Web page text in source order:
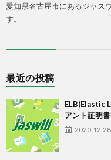
愛知県名古屋市にあるジャス
す。
最近の投稿
ELB(Elastic
アント証明
2020.12.28